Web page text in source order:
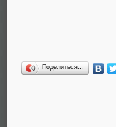
Поделиться…